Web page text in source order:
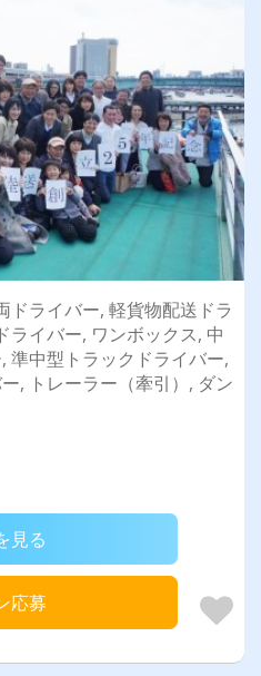
ドライバー, 軽貨物配送ドラ
ライバー, ワンボックス, 中
準中型トラックドライバー,
, トレーラー（牽引）, ダン
見る
応募